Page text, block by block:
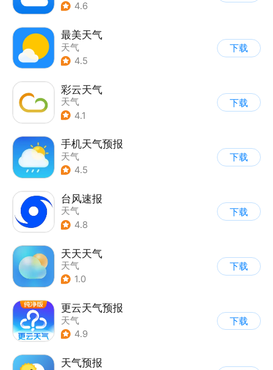
4.6
最美天气
天气
4.5
下载
彩云天气
天气
4.1
下载
手机天气预报
天气
4.5
下载
台风速报
天气
4.8
下载
天天天气
天气
1.0
下载
更云天气预报
天气
4.9
下载
天气预报